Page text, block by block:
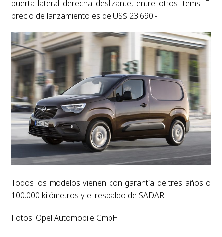
puerta lateral derecha deslizante, entre otros items. El
precio de lanzamiento es de US$ 23.690.-
Todos los modelos vienen con garantía de tres años o
100.000 kilómetros y el respaldo de SADAR.
Fotos: Opel Automobile GmbH.